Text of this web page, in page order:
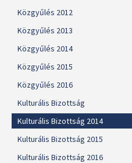
Közgyűlés 2012
Közgyűlés 2013
Közgyűlés 2014
Közgyűlés 2015
Közgyűlés 2016
Kulturális Bizottság
Kulturális Bizottság 2014
Kulturális Bizottság 2015
Kulturális Bizottság 2016